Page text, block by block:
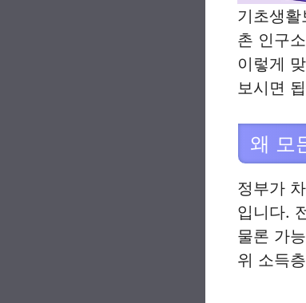
기초생
촌 인구
이렇게
보시면
왜 모
정부가
입니다.
물론 가
위 소득